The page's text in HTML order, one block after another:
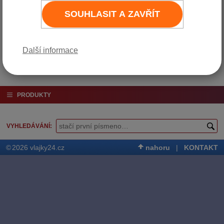
Varianta Cena bez DPH
Cena vč. DPH (21%)
420 Kč 508 Kč Do košíku
VYHLEDÁVÁNÍ
PRODUKTY
©2026 vlajky24.cz nahoru | KONTAKT
SOUHLASIT A ZAVŘÍT
Další informace